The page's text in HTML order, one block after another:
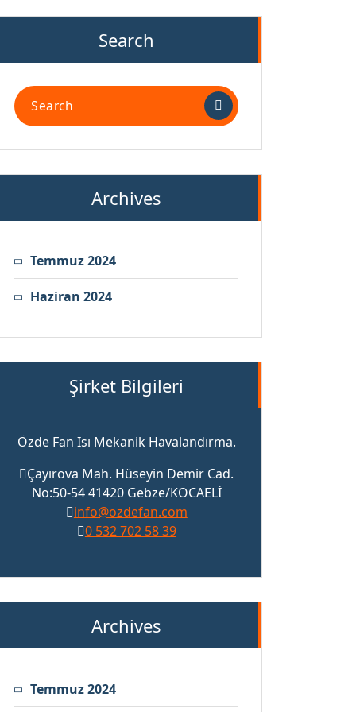
Search
Search
for:
Archives
Temmuz 2024
Haziran 2024
Şirket Bilgileri
Özde Fan Isı Mekanik Havalandırma.
Çayırova Mah. Hüseyin Demir Cad.
No:50-54 41420 Gebze/KOCAELİ
info@ozdefan.com
0 532 702 58 39
Archives
Temmuz 2024